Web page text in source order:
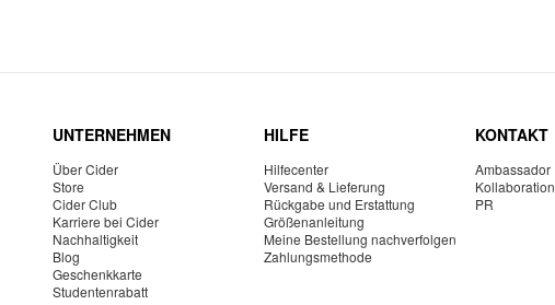
UNTERNEHMEN
Über Cider
Store
Cider Club
Karriere bei Cider
Nachhaltigkeit
Blog
Geschenkkarte
Studentenrabatt
HILFE
Hilfecenter
Versand & Lieferung
Rückgabe und Erstattung
Größenanleitung
Meine Bestellung nachverfolgen
Zahlungsmethode
KONTAKT
Ambassador
Kollaboration
PR